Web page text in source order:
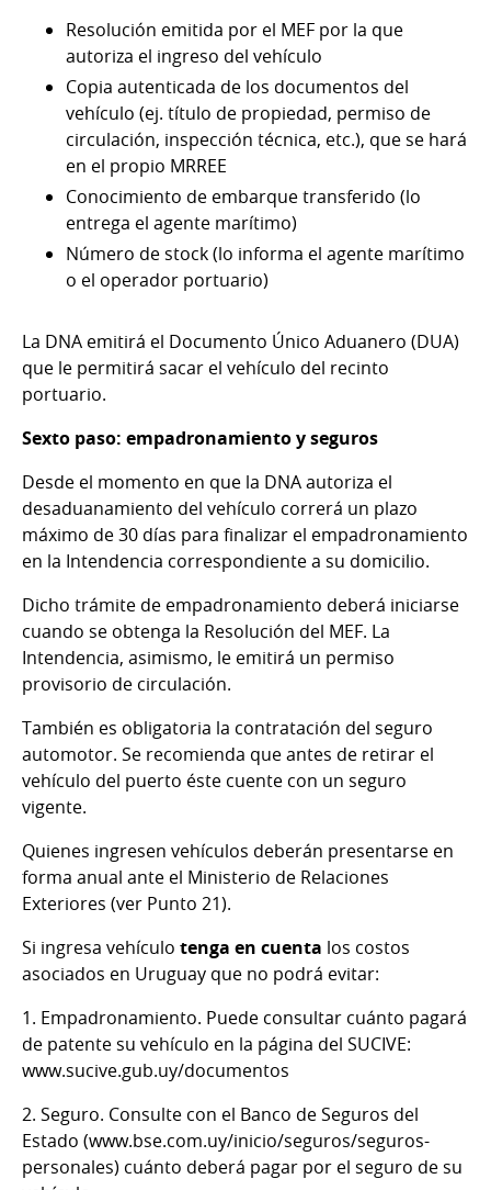
Resolución emitida por el MEF por la que
autoriza el ingreso del vehículo
Copia autenticada de los documentos del
vehículo (ej. título de propiedad, permiso de
circulación, inspección técnica, etc.), que se hará
en el propio MRREE
Conocimiento de embarque transferido (lo
entrega el agente marítimo)
Número de stock (lo informa el agente marítimo
o el operador portuario)
La DNA emitirá el Documento Único Aduanero (DUA)
que le permitirá sacar el vehículo del recinto
portuario.
Sexto paso: empadronamiento y seguros
Desde el momento en que la DNA autoriza el
desaduanamiento del vehículo correrá un plazo
máximo de 30 días para finalizar el empadronamiento
en la Intendencia correspondiente a su domicilio.
Dicho trámite de empadronamiento deberá iniciarse
cuando se obtenga la Resolución del MEF. La
Intendencia, asimismo, le emitirá un permiso
provisorio de circulación.
También es obligatoria la contratación del seguro
automotor. Se recomienda que antes de retirar el
vehículo del puerto éste cuente con un seguro
vigente.
Quienes ingresen vehículos deberán presentarse en
forma anual ante el Ministerio de Relaciones
Exteriores (ver Punto 21).
Si ingresa vehículo tenga en cuenta los costos
asociados en Uruguay que no podrá evitar:
1. Empadronamiento. Puede consultar cuánto pagará
de patente su vehículo en la página del SUCIVE:
www.sucive.gub.uy/documentos
2. Seguro. Consulte con el Banco de Seguros del
Estado (www.bse.com.uy/inicio/seguros/seguros-
personales) cuánto deberá pagar por el seguro de su